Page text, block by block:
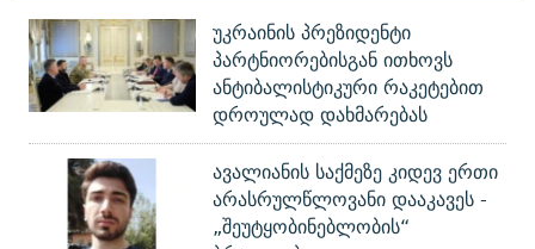
უკრაინის პრეზიდენტი
პარტნიორებისგან ითხოვს
ანტიბალისტიკური რაკეტებით
დროულად დახმარებას
ავალიანის საქმეზე კიდევ ერთი
არასრულწლოვანი დააკავეს -
„შეუტყობინებლობის“